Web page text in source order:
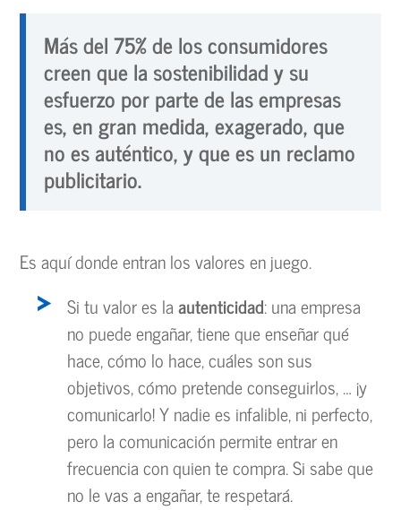
Más del 75% de los consumidores
creen que la sostenibilidad y su
esfuerzo por parte de las empresas
es, en gran medida, exagerado, que
no es auténtico, y que es un reclamo
publicitario.
Es aquí donde entran los valores en juego.
Si tu valor es laautenticidad: una empresa
no puede engañar, tiene que enseñar qué
hace, cómo lo hace, cuáles son sus
objetivos, cómo pretende conseguirlos, … ¡y
comunicarlo! Y nadie es infalible, ni perfecto,
pero la comunicación permite entrar en
frecuencia con quien te compra. Si sabe que
no le vas a engañar, te respetará.